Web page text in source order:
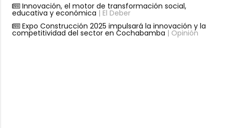
Innovación, el motor de transformación social,
educativa y económica | El Deber
Expo Construcción 2025 impulsará la innovación y la
competitividad del sector en Cochabamba | Opinión